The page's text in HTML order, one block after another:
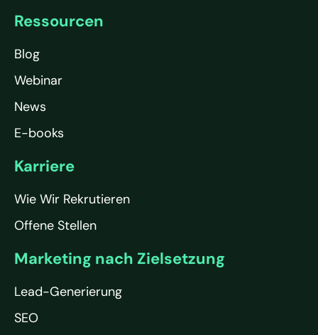
Ressourcen
Blog
Webinar
News
E-books
Karriere
Wie Wir Rekrutieren
Offene Stellen
Marketing nach Zielsetzung
Lead-Generierung
SEO